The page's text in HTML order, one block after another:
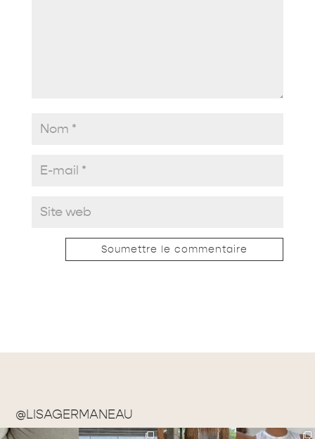
Soumettre le commentaire
@LISAGERMANEAU